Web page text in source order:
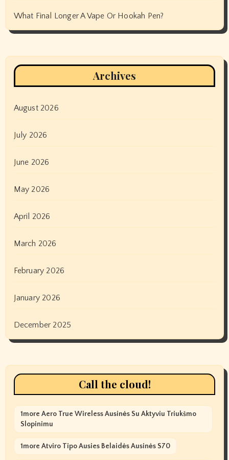
What Final Longer A Vape Or Hookah Pen?
Archives
August 2026
July 2026
June 2026
May 2026
April 2026
March 2026
February 2026
January 2026
December 2025
Call the cloud!
1more Aero True Wireless Ausinės Su Aktyviu Triukšmo
Slopinimu
1more Atviro Tipo Ausies Belaidės Ausinės S70